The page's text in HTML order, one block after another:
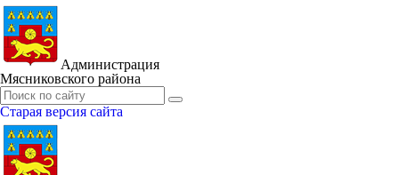
Администрация
Мясниковского района
Старая версия сайта